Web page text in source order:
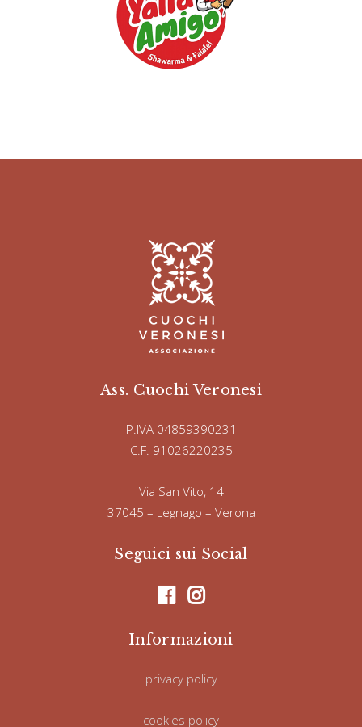
Ass. Cuochi Veronesi
P.IVA 04859390231
C.F. 91026220235
Via San Vito, 14
37045 – Legnago – Verona
Seguici sui Social
Informazioni
privacy policy
cookies policy